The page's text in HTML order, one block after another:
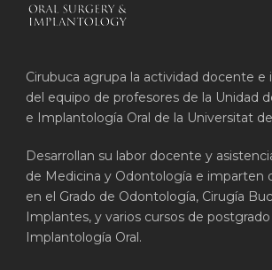
Cirubuca agrupa la actividad docente e
del equipo de profesores de la Unidad
e Implantología Oral de la Universitat
Desarrollan su labor docente y
de Medicina y Odontología e imparten
en el Grado de Odontología, Cirugía
Implantes, y varios cursos de
Implantología Oral.